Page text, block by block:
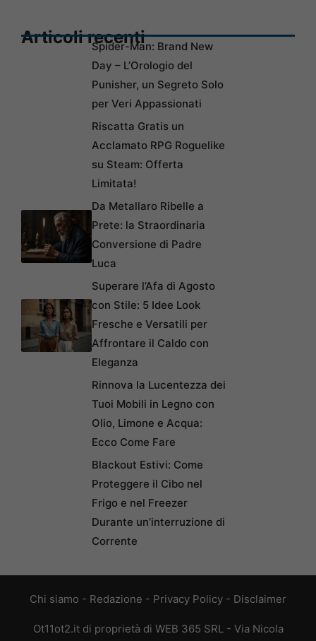
Articoli recentiSpider-Man: Brand New
Day – L’Orologio del
Punisher, un Segreto Solo
per Veri Appassionati
Riscatta Gratis un
Acclamato RPG Roguelike
su Steam: Offerta
Limitata!
Da Metallaro Ribelle a
Prete: la Straordinaria
Conversione di Padre
Luca
Superare l’Afa di Agosto
con Stile: 5 Idee Look
Fresche e Versatili per
Affrontare il Caldo con
Eleganza
Rinnova la Lucentezza dei
Tuoi Mobili in Legno con
Olio, Limone e Acqua:
Ecco Come Fare
Blackout Estivi: Come
Proteggere il Cibo nel
Frigo e nel Freezer
Durante un’interruzione di
Corrente
Chi siamo - Redazione - Privacy Policy - Disclaimer
Ot11ot2.it di proprietà di WEB 365 SRL - Via Nicola